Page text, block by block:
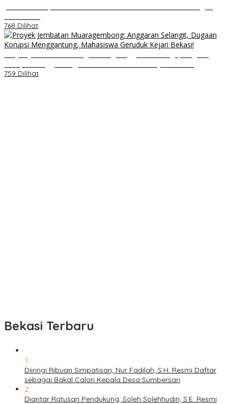
768 Dilihat
759 Dilihat
Bekasi Terbaru
1
Diiringi Ribuan Simpatisan, Nur Fadilah, S.H. Resmi Daftar
sebagai Bakal Calon Kepala Desa Sumbersari
2
Diantar Ratusan Pendukung, Soleh Solehhudin, S.E. Resmi